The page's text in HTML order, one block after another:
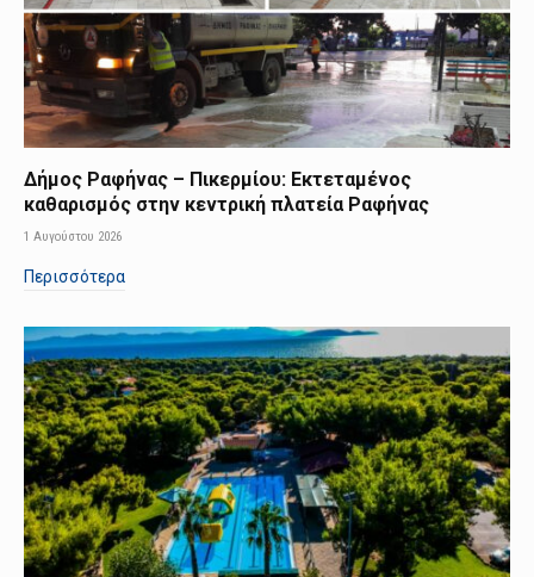
Δήμος Ραφήνας – Πικερμίου: Εκτεταμένος
καθαρισμός στην κεντρική πλατεία Ραφήνας
1 Αυγούστου 2026
Περισσότερα